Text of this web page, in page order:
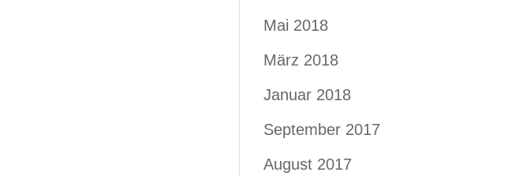
Mai 2018
März 2018
Januar 2018
September 2017
August 2017